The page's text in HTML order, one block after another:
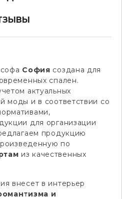
София создана для
спален.
актуальных
моды и в соответствии со
для организации
продукцию
по
из качественных
внесет в интерьер
и